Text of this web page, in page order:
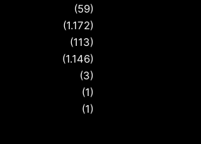
(59)
(1.172)
(113)
(1.146)
(3)
(1)
(1)